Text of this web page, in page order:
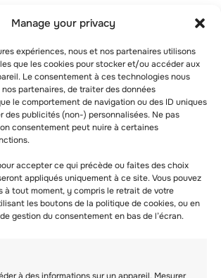
Manage your privacy
expériences, nous et nos partenaires utilisons
que les cookies pour stocker et/ou accéder aux
Le consentement à ces technologies nous
nos partenaires, de traiter des données
le comportement de navigation ou des ID uniques
des publicités (non-) personnalisées. Ne pas
consentement peut nuire à certaines
accepter ce qui précède ou faites des choix
appliqués uniquement à ce site. Vous pouvez
à tout moment, y compris le retrait de votre
les boutons de la politique de cookies, ou en
gestion du consentement en bas de l’écran.
posts